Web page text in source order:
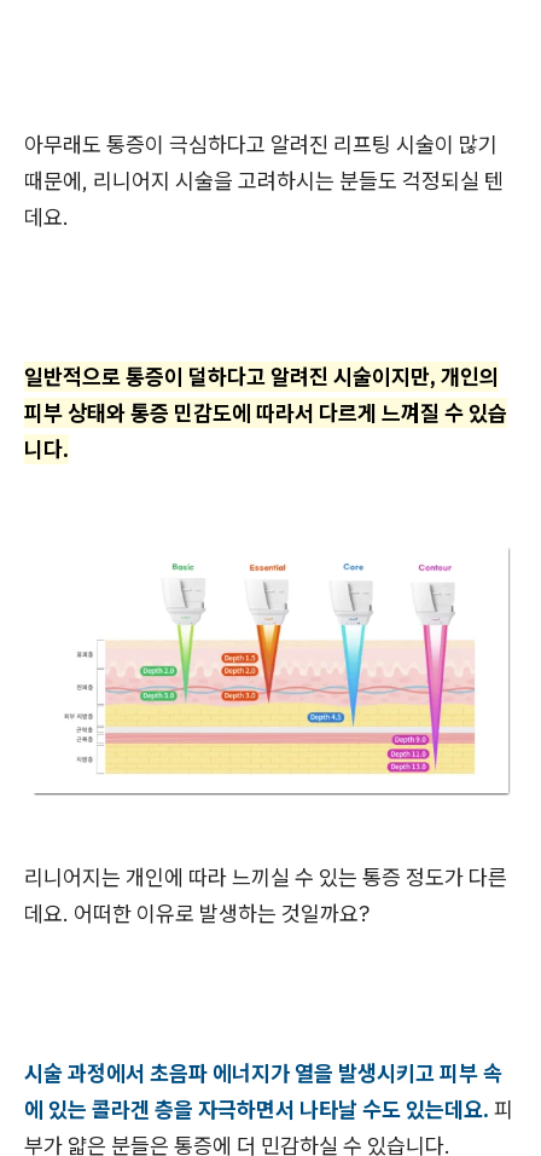
아무래도 통증이 극심하다고 알려진 리프팅 시술이 많기
때문에, 리니어지 시술을 고려하시는 분들도 걱정되실 텐
데요.
일반적으로 통증이 덜하다고 알려진 시술이지만, 개인의
피부 상태와 통증 민감도에 따라서 다르게 느껴질 수 있습
니다.
리니어지는 개인에 따라 느끼실 수 있는 통증 정도가 다른
데요. 어떠한 이유로 발생하는 것일까요?
시술 과정에서 초음파 에너지가 열을 발생시키고 피부 속
에 있는 콜라겐 층을 자극하면서 나타날 수도 있는데요. 피
부가 얇은 분들은 통증에 더 민감하실 수 있습니다.